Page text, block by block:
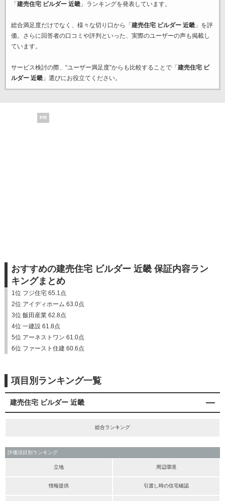
「 建売住宅 ビルダー 近畿」ランキングを発表しています。
総合満足度だけでなく、様々な切り口から「 建売住宅 ビルダー 近畿」を評
価。さらに回答者の口コミや評判といった、実際のユーザーの声も掲載し
ています。
サービス検討の際、“ユーザー満足度”からも比較することで「 建売住宅 ビ
ルダー 近畿」選びにお役立てください。
PR
おすすめの建売住宅 ビルダー 近畿 保証内容ラン
キングまとめ
1位 フジ住宅 65.1点
2位 アイディホーム 63.0点
3位 飯田産業 62.8点
4位 一建設 61.8点
5位 アーネストワン 61.0点
6位 ファースト住建 60.6点
項目別ランキング一覧
建売住宅 ビルダー 近畿
総合ランキング
評価項目別ランキング
立地 周辺環境
情報提供 引渡し時の住宅確認